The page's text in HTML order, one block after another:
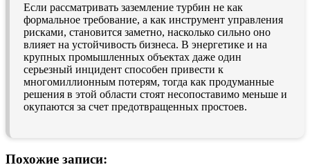
Если рассматривать заземление турбин не как
формальное требование, а как инструмент управления
рисками, становится заметно, насколько сильно оно
влияет на устойчивость бизнеса. В энергетике и на
крупных промышленных объектах даже один
серьезный инцидент способен привести к
многомиллионным потерям, тогда как продуманные
решения в этой области стоят несопоставимо меньше и
окупаются за счет предотвращенных простоев.
Похожие записи: